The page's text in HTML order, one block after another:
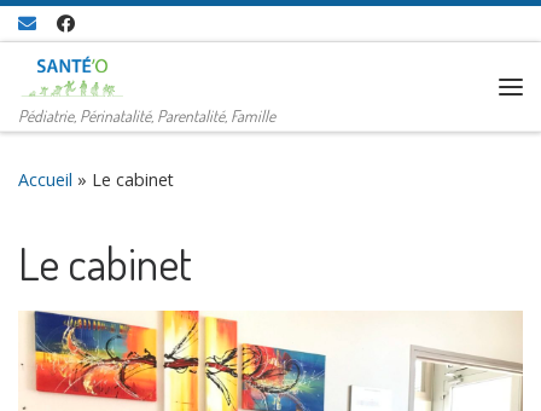
Passer au contenu
Pédiatrie, Périnatalité, Parentalité, Famille
Accueil » Le cabinet
Le cabinet